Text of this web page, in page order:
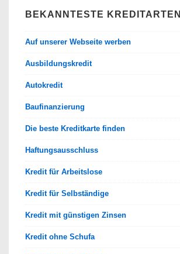
BEKANNTESTE KREDITARTEN
Auf unserer Webseite werben
Ausbildungskredit
Autokredit
Baufinanzierung
Die beste Kreditkarte finden
Haftungsausschluss
Kredit für Arbeitslose
Kredit für Selbständige
Kredit mit günstigen Zinsen
Kredit ohne Schufa